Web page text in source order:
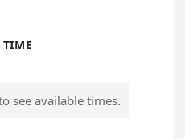
TIME
see available times.